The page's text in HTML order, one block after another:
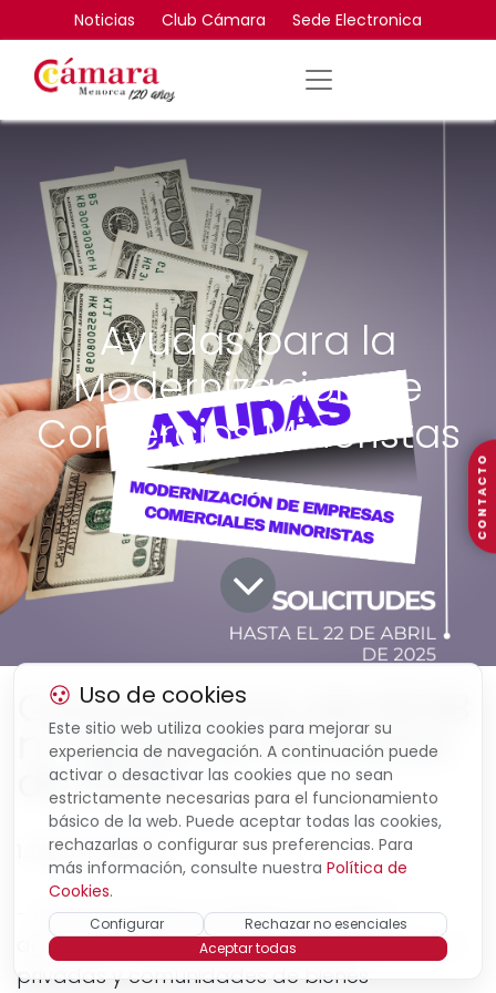
Noticias Club Cámara Sede Electronica
Ayudas para la
Modernizacion de
Comercios Minoristas
Convocatoria del BOIB
n.º 36 de 22 de marzo
de 2025.
1. BENEFICIARIOS:
- Personas físicas y jurídicas privadas,
agrupaciones de personas físicas o jurídicas
privadas y comunidades de bienes
Uso de cookies
Este sitio web utiliza cookies para mejorar su
experiencia de navegación. A continuación puede
activar o desactivar las cookies que no sean
estrictamente necesarias para el funcionamiento
básico de la web. Puede aceptar todas las cookies,
rechazarlas o configurar sus preferencias. Para
más información, consulte nuestra Política de
Cookies.
Configurar
Rechazar no esenciales
Aceptar todas
CONTACTO